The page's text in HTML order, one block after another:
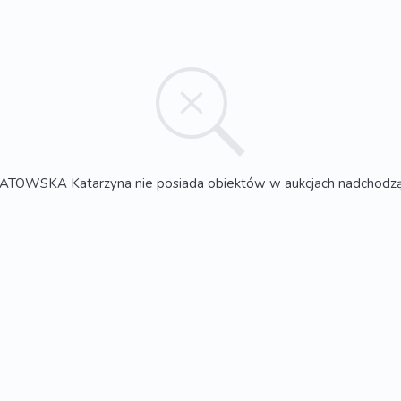
Katarzyna nie posiada obiektów w aukcjach